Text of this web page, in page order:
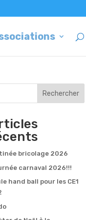
Rechercher
bricolage 2026
carnaval 2026!!!
hand ball pour les CE1